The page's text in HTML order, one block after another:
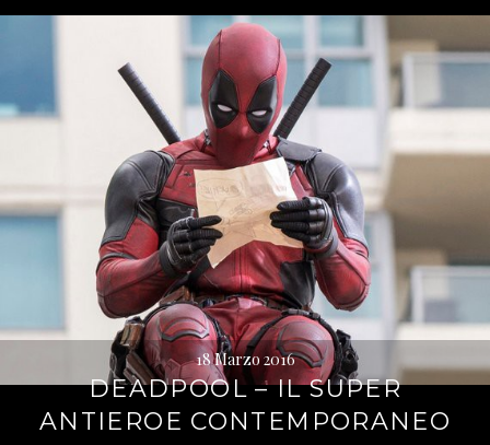
18 Marzo 2016
DEADPOOL – IL SUPER
ANTIEROE CONTEMPORANEO